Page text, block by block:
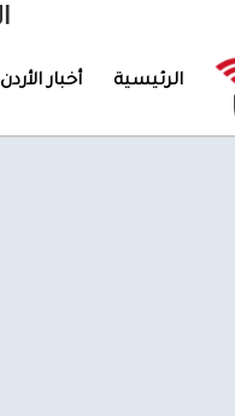
الرئيسية أخبار الأردن